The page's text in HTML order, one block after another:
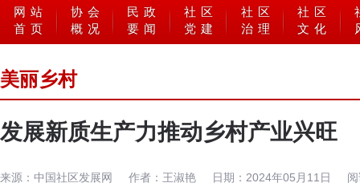
网站
首页
协会
概况
民政
要闻
社区
党建
社区
治理
社区
文化
美丽乡村
发展新质生产力推动乡村产业兴旺
来源： 中国社区发展网 作者： 王淑艳 日期： 2024年05月11日